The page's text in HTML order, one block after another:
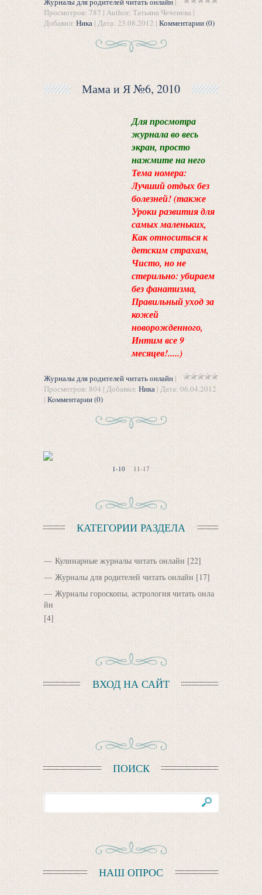
Просмотров: 787 | Author: Татьяна Чеченева |
Добавил: Ника | Дата: 23.08.2012|Комментарии (0)
Мама и Я №6, 2010
Для просмотра
журнала во весь
экран, просто
нажмите на него
Тема номера:
Лучший отдых без
болезней! (также
Уроки развития для
самых маленьких,
Как относиться к
детским страхам,
Чисто, но не
стерильно: убираем
без фанатизма,
Правильный уход за
кожей
новорожденного,
Интим все 9
месяцев!.....)
Журналы для родителей читать онлайн |
Просмотров: 804 | Добавил: Ника | Дата: 06.04.2012
| Комментарии (0)
1-10 11-17
КАТЕГОРИИ РАЗДЕЛА
Кулинарные журналы читать онлайн [22]
Журналы для родителей читать онлайн [17]
Журналы гороскопы, астрология читать онла
йн
[4]
ВХОД НА САЙТ
ПОИСК
НАШ ОПРОС